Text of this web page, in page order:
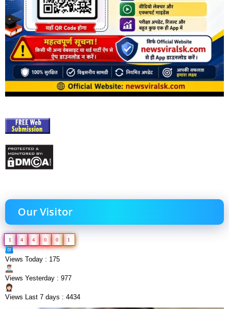
Our Visitor
1 4 4 0 0 1
Views Today : 175
Views Yesterday : 977
Views Last 7 days : 4434